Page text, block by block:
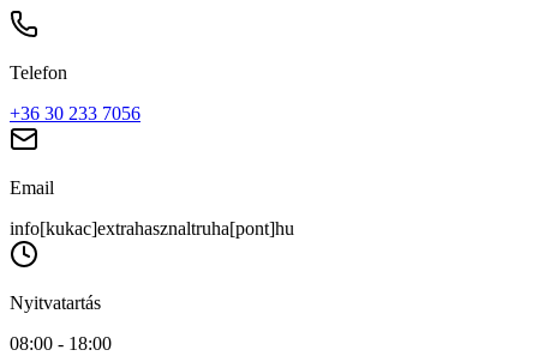
Telefon
+36 30 233 7056
Email
info[kukac]extrahasznaltruha[pont]hu
Nyitvatartás
08:00 - 18:00